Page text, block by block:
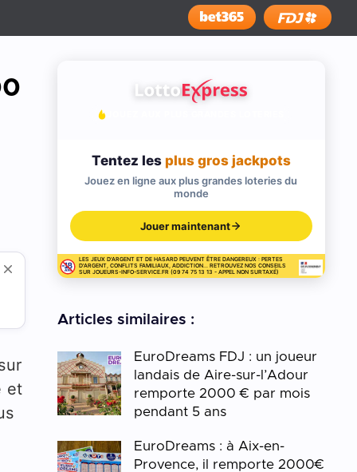
Installer
et
Tentez les plus gros jackpots
Jouez en ligne aux plus grandes loteries du
monde
Jouer maintenant
LES JEUX D'ARGENT ET DE HASARD PEUVENT ÊTRE DANGEREUX : PERTES
D'ARGENT, CONFLITS FAMILIAUX, ADDICTION... RETROUVEZ NOS CONSEILS
SUR JOUEURS-INFO-SERVICE.FR (09 74 75 13 13 - APPEL NON SURTAXÉ)
Articles similaires :
EuroDreams FDJ : un joueur
landais de Aire-sur-l’Adour
remporte 2000 € par mois
pendant 5 ans
EuroDreams : à Aix-en-
Provence, il remporte 2000€